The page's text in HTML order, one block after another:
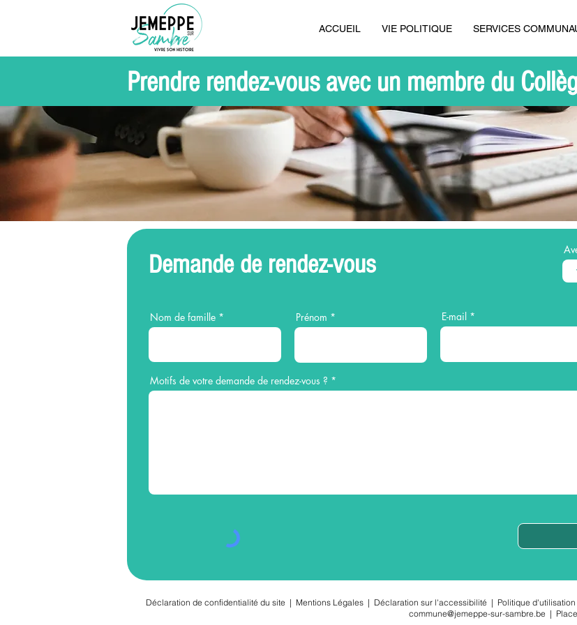
ACCUEIL VIE POLITIQUE SERVICES
Prendre rendez-vous avec un membre du
Demande de rendez-vous
Nom de famille Prénom E-mail
Motifs de votre demande de rendez-vous ?
Déclaration de confidentialité du site | Mentions Légales | Déclaration sur l'accessibilité | Politique
commune@jemeppe-sur-sambre.be |